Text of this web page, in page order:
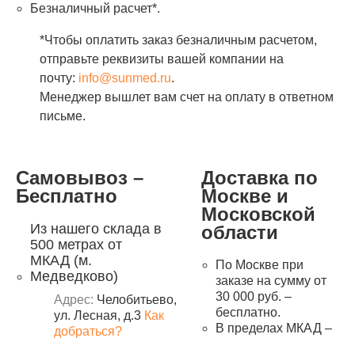
Безналичный расчет*.
*Чтобы оплатить заказ безналичным расчетом,
отправьте реквизиты вашей компании на
почту: info@sunmed.ru.
Менеджер вышлет вам счет на оплату в ответном
письме.
Самовывоз –
Бесплатно
Из нашего склада в
500 метрах от
МКАД (м.
Медведково)
Адрес: Челобитьево,
ул. Лесная, д.3 Как
добраться?
Доставка по
Москве и
Московской
области
По Москве при
заказе на сумму от
30 000 руб. –
бесплатно.
В пределах МКАД –